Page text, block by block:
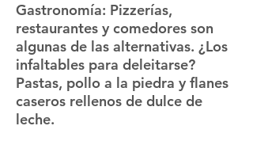
Gastronomía: Pizzerías,
restaurantes y comedores son
algunas de las alternativas. ¿Los
infaltables para deleitarse?
Pastas, pollo a la piedra y flanes
caseros rellenos de dulce de
leche.